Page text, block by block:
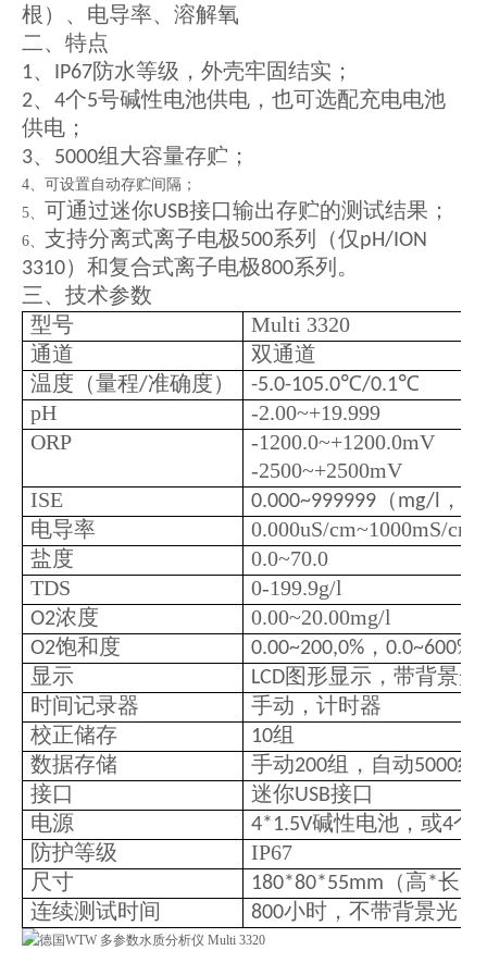
根）、电导率、溶解氧
二、特点
1、 IP67防水等级，外壳牢固结实；
2、 4个5号碱性电池供电，也可选配充电电池
供电；
3、 5000组大容量存贮；
4、可设置自动存贮间隔；
5、 可通过迷你USB接口输出存贮的测试结果；
6、 支持分离式离子电极500系列（仅 pH/ION
3310）和复合式离子电极800系列。
三、技术参数
型号
Multi 3320
通道
双通道
温度（量程/准确度） -5.0-105.0℃/0.1℃
pH
-2.00~+19.999
ORP
-1200.0~+1200.0mV
-2500~+2500mV
ISE
0.000~999999 （ mg/l ，
电导率
0.000uS/cm~1000mS/cm
盐度
0.0~70.0
TDS
0-199.9g/l
O2浓度 0.00~20.00mg/l
O2饱和度 0.00~200,0% ， 0.0~600%
显示 LCD图形显示，带背景光
时间记录器
手动，计时器
校正储存
10组
数据存储
手动200组，自动5000组
接口
迷你USB接口
电源
4*1.5V碱性电池，或4个
防护等级
IP67
尺寸
180*80*55mm （高*长
连续测试时间
800小时，不带背景光；